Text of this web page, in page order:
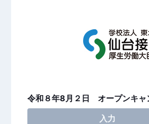
令和８年8月２日 オープンキャ
入力